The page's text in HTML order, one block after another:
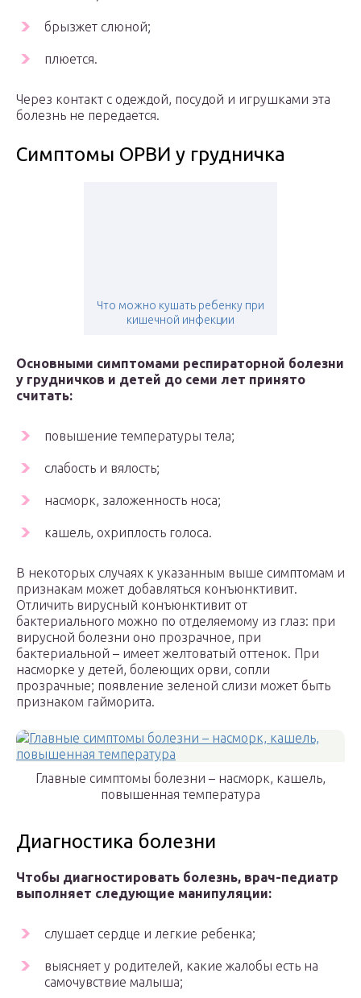
брызжет слюной;
плюется.
Через контакт с одеждой, посудой и игрушками эта
болезнь не передается.
Симптомы ОРВИ у грудничка
Что можно кушать ребенку при
кишечной инфекции
Основными симптомами респираторной болезни
у грудничков и детей до семи лет принято
считать:
повышение температуры тела;
слабость и вялость;
насморк, заложенность носа;
кашель, охриплость голоса.
В некоторых случаях к указанным выше симптомам и
признакам может добавляться конъюнктивит.
Отличить вирусный конъюнктивит от
бактериального можно по отделяемому из глаз: при
вирусной болезни оно прозрачное, при
бактериальной – имеет желтоватый оттенок. При
насморке у детей, болеющих орви, сопли
прозрачные; появление зеленой слизи может быть
признаком гайморита.
Главные симптомы болезни – насморк, кашель,
повышенная температура
Диагностика болезни
Чтобы диагностировать болезнь, врач-педиатр
выполняет следующие манипуляции:
слушает сердце и легкие ребенка;
выясняет у родителей, какие жалобы есть на
самочувствие малыша;